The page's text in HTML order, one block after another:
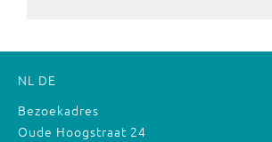
NL DE
Bezoekadres
Oude Hoogstraat 24